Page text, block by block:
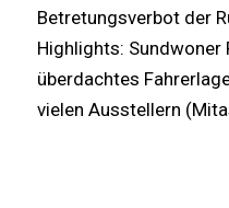
Betretungsverbot der
Highlights:
überdachtes
vielen Ausstellern